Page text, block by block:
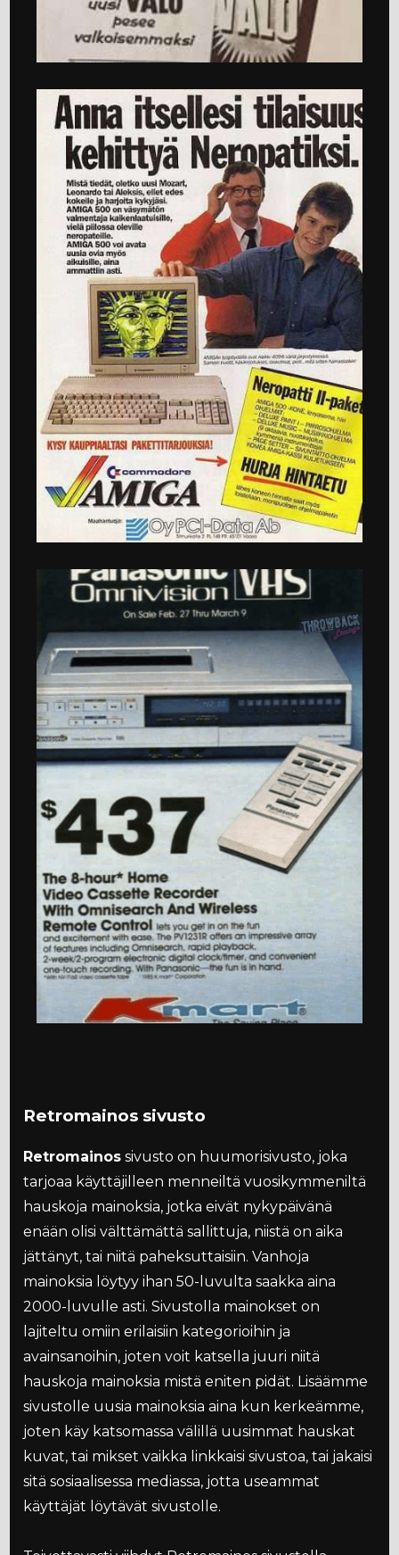
Retromainos sivusto
Retromainos sivusto on huumorisivusto, joka
tarjoaa käyttäjilleen menneiltä vuosikymmeniltä
hauskoja mainoksia, jotka eivät nykypäivänä
enään olisi välttämättä sallittuja, niistä on aika
jättänyt, tai niitä paheksuttaisiin. Vanhoja
mainoksia löytyy ihan 50-luvulta saakka aina
2000-luvulle asti. Sivustolla mainokset on
lajiteltu omiin erilaisiin kategorioihin ja
avainsanoihin, joten voit katsella juuri niitä
hauskoja mainoksia mistä eniten pidät. Lisäämme
sivustolle uusia mainoksia aina kun kerkeämme,
joten käy katsomassa välillä uusimmat hauskat
kuvat, tai mikset vaikka linkkaisi sivustoa, tai jakaisi
sitä sosiaalisessa mediassa, jotta useammat
käyttäjät löytävät sivustolle.